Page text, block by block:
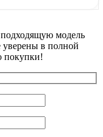
модель
уверены в полной
покупки!